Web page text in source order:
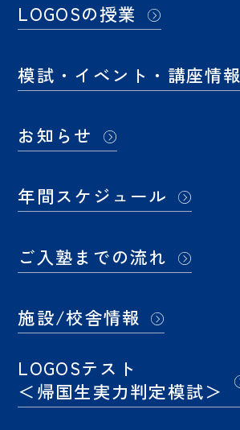
LOGOSの授業
模試・イベント・講座情報
お知らせ
年間スケジュール
ご入塾までの流れ
施設/校舎情報
LOGOSテスト
＜帰国生実力判定模試＞